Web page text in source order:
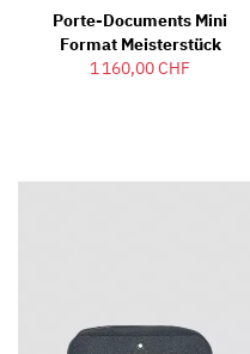
Porte-Documents Mini
Format Meisterstück
1 160,00 CHF